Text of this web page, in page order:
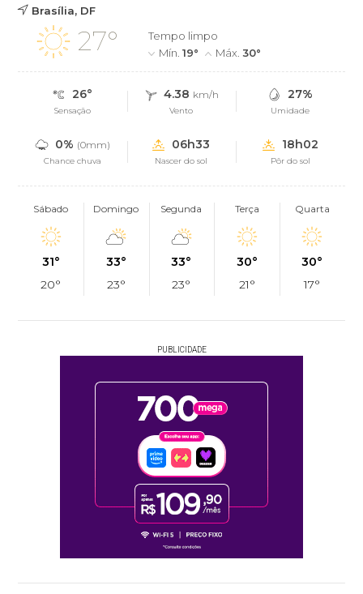
Brasília, DF
27°
Tempo limpo
Mín.19° Máx.30°
26°
Sensação
4.38 km/h
Vento
27%
Umidade
0% (0mm)
Chance chuva
06h33
Nascer do sol
18h02
Pôr do sol
Sábado
31°
20°
Domingo
33°
23°
Segunda
33°
23°
Terça
30°
21°
Quarta
30°
17°
PUBLICIDADE